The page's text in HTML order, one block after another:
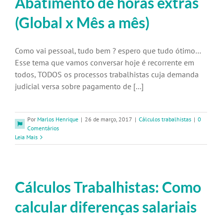
(Global x Mês a mês)
Como vai pessoal, tudo bem ? espero que tudo ótimo…
Esse tema que vamos conversar hoje é recorrente em
todos, TODOS os processos trabalhistas cuja demanda
judicial versa sobre pagamento de [...]
Por Marlos Henrique | 26 de março, 2017 | Cálculos trabalhistas | 0
Comentários
Leia Mais
Cálculos Trabalhistas: Como
calcular diferenças salariais